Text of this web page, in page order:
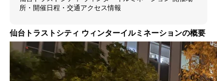
所・開催日程・交通アクセス情報
仙台トラストシティ ウィンターイルミネーションの概要